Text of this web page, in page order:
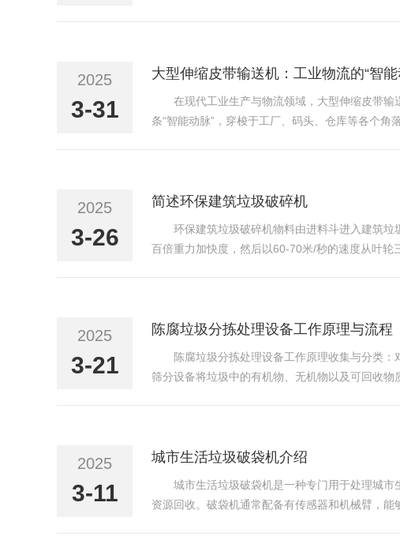
2025
3-31
大型伸缩皮带输送机：工业物流的“智能
在现代工业生产与物流领域，大型伸缩皮带
条“智能动脉”，穿梭于工厂、码头、仓库等各个
2025
3-26
简述环保建筑垃圾破碎机
环保建筑垃圾破碎机物料由进料斗进入建筑
百倍重力加快度，然后以60-70米/秒的速度从叶轮
2025
3-21
陈腐垃圾分拣处理设备工作原理与流程
陈腐垃圾分拣处理设备工作原理收集与分类
筛分设备将垃圾中的有机物、无机物以及可回收
2025
3-11
城市生活垃圾破袋机介绍
城市生活垃圾破袋机‌是一种专门用于处理城
资源回收。破袋机通常配备有传感器和机械臂，